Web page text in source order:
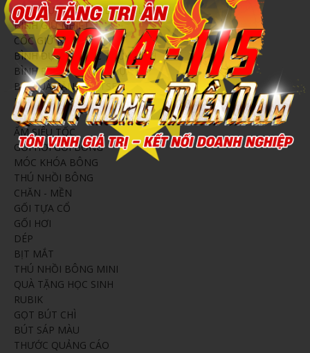
BÌNH ĐỰNG NƯỚC LOCKNLOCK
BÌNH GIỮ NHIỆT
CỐC GIỮ NHIỆT
BÌNH ĐỰNG NƯỚC THỦY TINH
BÌNH ĐỰNG NƯỚC NHỰA
BỘ QUÀ TẶNG GIFTSET
BONG BÓNG
ÁO MƯA
ẤM SIÊU TỐC
GỐI HƠI GỐI BÔNG
MÓC KHÓA BÔNG
THÚ NHỒI BÔNG
CHĂN - MỀN
GỐI TỰA CỔ
GỐI HƠI
DÉP
BỊT MẮT
THÚ NHỒI BÔNG MINI
QUÀ TẶNG HỌC SINH
RUBIK
GỌT BÚT CHÌ
BÚT SÁP MÀU
THƯỚC QUẢNG CÁO